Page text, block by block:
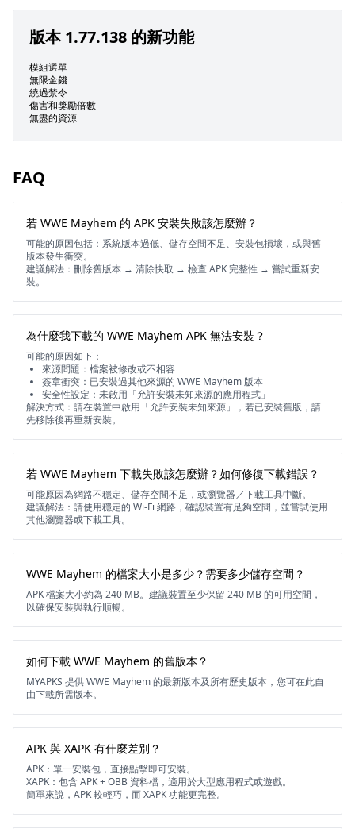
版本 1.77.138 的新功能
模組選單
無限金錢
繞過禁令
傷害和獎勵倍數
無盡的資源
FAQ
若 WWE Mayhem 的 APK 安裝失敗該怎麼辦？
可能的原因包括：系統版本過低、儲存空間不足、安裝包損壞，或與舊
版本發生衝突。
建議解法：刪除舊版本 → 清除快取 → 檢查 APK 完整性 → 嘗試重新安
裝。
為什麼我下載的 WWE Mayhem APK 無法安裝？
可能的原因如下：
來源問題：檔案被修改或不相容
簽章衝突：已安裝過其他來源的 WWE Mayhem 版本
安全性設定：未啟用「允許安裝未知來源的應用程式」
解決方式：請在裝置中啟用「允許安裝未知來源」，若已安裝舊版，請
先移除後再重新安裝。
若 WWE Mayhem 下載失敗該怎麼辦？如何修復下載錯誤？
可能原因為網路不穩定、儲存空間不足，或瀏覽器／下載工具中斷。
建議解法：請使用穩定的 Wi-Fi 網路，確認裝置有足夠空間，並嘗試使用
其他瀏覽器或下載工具。
WWE Mayhem 的檔案大小是多少？需要多少儲存空間？
APK 檔案大小約為 240 MB。建議裝置至少保留 240 MB 的可用空間，
以確保安裝與執行順暢。
如何下載 WWE Mayhem 的舊版本？
MYAPKS 提供 WWE Mayhem 的最新版本及所有歷史版本，您可在此自
由下載所需版本。
APK 與 XAPK 有什麼差別？
APK：單一安裝包，直接點擊即可安裝。
XAPK：包含 APK + OBB 資料檔，適用於大型應用程式或遊戲。
簡單來說，APK 較輕巧，而 XAPK 功能更完整。